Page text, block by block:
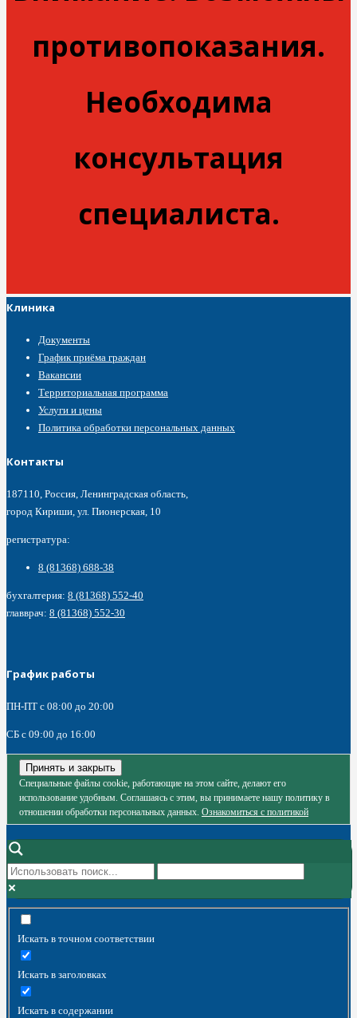
противопоказания.
Необходима
консультация
специалиста.
Клиника
Документы
График приёма граждан
Вакансии
Территориальная программа
Услуги и цены
Политика обработки персональных данных
Контакты
187110, Россия, Ленинградская область,
город Кириши, ул. Пионерская, 10
регистратура:
8 (81368) 688-38
бухгалтерия: 8 (81368) 552-40
главврач: 8 (81368) 552-30
График работы
ПН-ПТ с 08:00 до 20:00
СБ c 09:00 до 16:00
Специальные файлы cookie, работающие на этом сайте, делают его
использование удобным. Соглашаясь с этим, вы принимаете нашу политику в
отношении обработки персональных данных. Ознакомиться с политикой
Искать в точном соответствии
Искать в заголовках
Искать в содержании